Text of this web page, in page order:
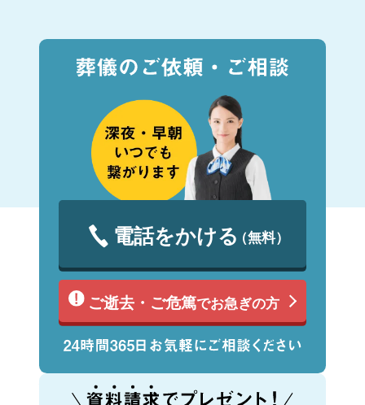
電話をかける（無料）
ご逝去・ご危篤でお急ぎの方